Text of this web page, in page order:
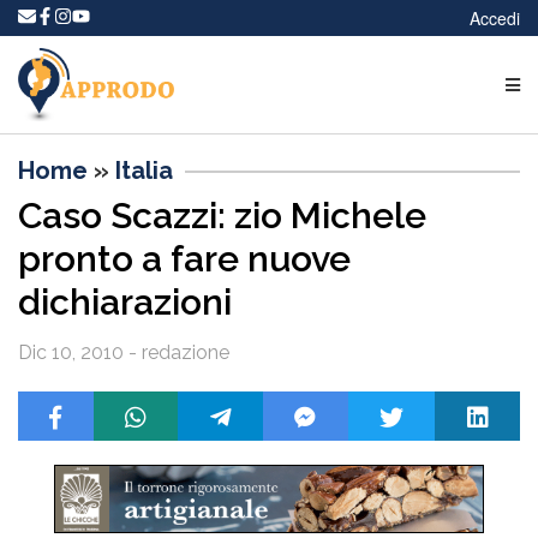
Accedi
Home » Italia
Caso Scazzi: zio Michele
pronto a fare nuove
dichiarazioni
Dic 10, 2010 - redazione